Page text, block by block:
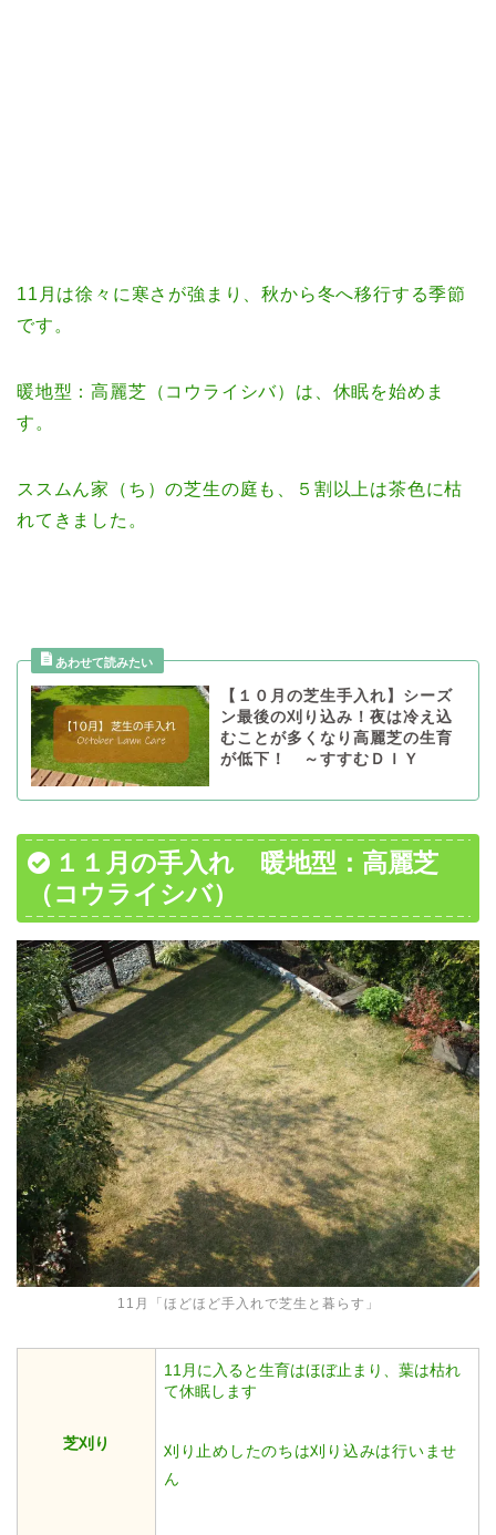
11月は徐々に寒さが強まり、秋から冬へ移行する季節
です。
暖地型：高麗芝（コウライシバ）は、休眠を始めま
す。
ススムん家（ち）の芝生の庭も、５割以上は茶色に枯
れてきました。
【１０月の芝生手入れ】シーズ
ン最後の刈り込み！夜は冷え込
むことが多くなり高麗芝の生育
が低下！ ～すすむＤＩＹ
１１月の手入れ 暖地型：高麗芝
（コウライシバ）
11月「ほどほど手入れで芝生と暮らす」
芝刈り
11月に入ると生育はほぼ止まり、葉は枯れ
て休眠します
刈り止めしたのちは刈り込みは行いませ
ん